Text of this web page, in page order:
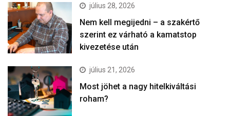
július 28, 2026
Nem kell megijedni – a szakértő
szerint ez várható a kamatstop
kivezetése után
július 21, 2026
Most jöhet a nagy hitelkiváltási
roham?